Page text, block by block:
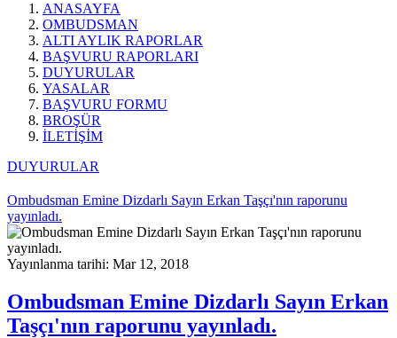
ANASAYFA
OMBUDSMAN
ALTI AYLIK RAPORLAR
BAŞVURU RAPORLARI
DUYURULAR
YASALAR
BAŞVURU FORMU
BROŞÜR
İLETİŞİM
DUYURULAR
Ombudsman Emine Dizdarlı Sayın Erkan Taşçı'nın raporunu
yayınladı.
Yayınlanma tarihi: Mar 12, 2018
Ombudsman Emine Dizdarlı Sayın Erkan
Taşçı'nın raporunu yayınladı.